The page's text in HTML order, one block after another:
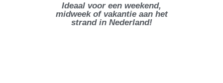
Ideaal voor een weekend,
midweek of vakantie aan het
strand in Nederland!